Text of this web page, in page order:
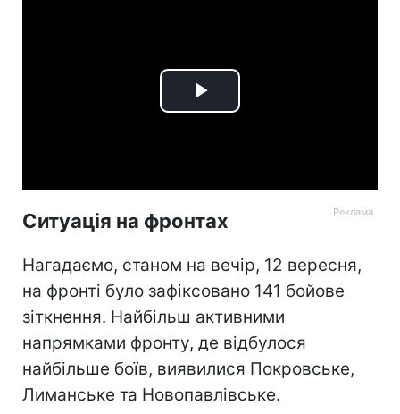
Play
Ситуація на фронтах
Нагадаємо, станом на вечір, 12 вересня,
на фронті було зафіксовано 141 бойове
зіткнення. Найбільш активними
напрямками фронту, де відбулося
найбільше боїв, виявилися Покровське,
Лиманське та Новопавлівське.